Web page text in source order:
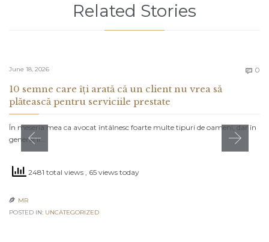
Related Stories
June 18, 2026  0
10 semne care îți arată că un client nu vrea să
plătească pentru serviciile prestate
În meseria mea ca avocat întâlnesc foarte multe tipuri de oameni, dar în
general îi…
2481 total views , 65 views today
 MR
POSTED IN: UNCATEGORIZED